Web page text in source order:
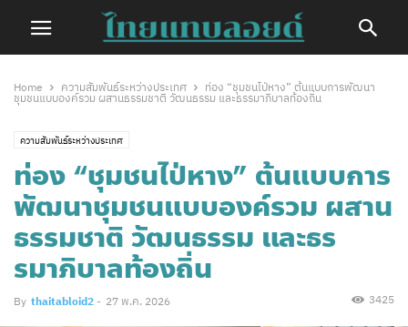
Home ความสัมพันธ์ระหว่างประเทศ
ท่อง “ชุมชนไป่หาง” ต้นแบบการพัฒนา
ชุมชนแบบองค์รวม ผสานธรรมชาติ วัฒนธรรม และธรรมาภิบาลท้องถิ่น
ความสัมพันธ์ระหว่างประเทศ
ท่อง “ชุมชนไป่หาง” ต้นแบบการ
พัฒนาชุมชนแบบองค์รวม ผสาน
ธรรมชาติ วัฒนธรรม และธร
รมาภิบาลท้องถิ่น
By thaitabloid2 - 27 พ.ค. 2026 3425